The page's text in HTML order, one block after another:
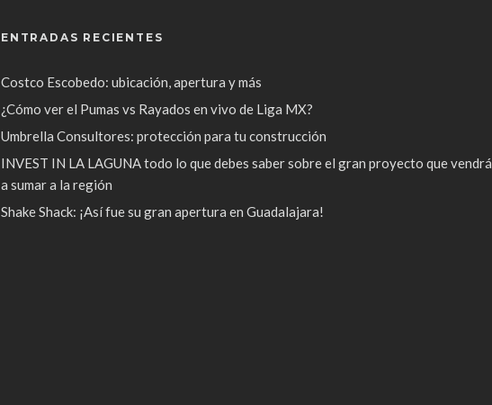
ENTRADAS RECIENTES
Costco Escobedo: ubicación, apertura y más
¿Cómo ver el Pumas vs Rayados en vivo de Liga MX?
Umbrella Consultores: protección para tu construcción
INVEST IN LA LAGUNA todo lo que debes saber sobre el gran proyecto que vendrá
a sumar a la región
Shake Shack: ¡Así fue su gran apertura en Guadalajara!